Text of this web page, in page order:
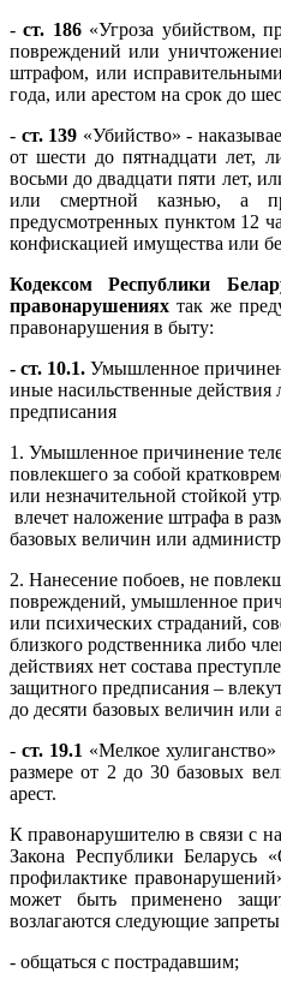
-ст. 186«Угроза убийством,
повреждений или
штрафом, или
года, или арестом на срок до
- ст. 139 «Убийство» -
от шести до пятнадцати лет,
восьми до двадцати пяти лет,
или смертной казнью, а
предусмотренных пунктом 12
конфискацией имущества или
Кодексом Республики
правонарушениях так же
правонарушения в быту:
- ст. 10.1. Умышленное
иные насильственные
предписания
1. Умышленное причинение
повлекшего за собой
или незначительной стойкой
влечет наложение штрафа в
базовых величин или
2. Нанесение побоев, не
повреждений, умышленное
или психических страданий,
близкого родственника либо
действиях нет состава
защитного предписания –
до десяти базовых величин или
-ст. 19.1 «Мелкое
размере от 2 до 30 базовых
арест.
К правонарушителю в связи с
Закона Республики Беларусь
профилактике
может быть применено
возлагаются следующие
- общаться с пострадавшим;